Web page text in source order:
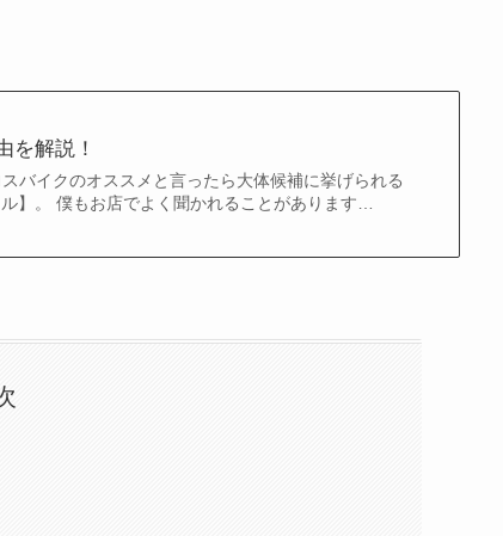
を解説！
バイクのオススメと言ったら大体候補に挙げられる
】。 僕もお店でよく聞かれることがあります…